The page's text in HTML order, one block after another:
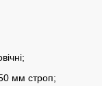
мм строп;